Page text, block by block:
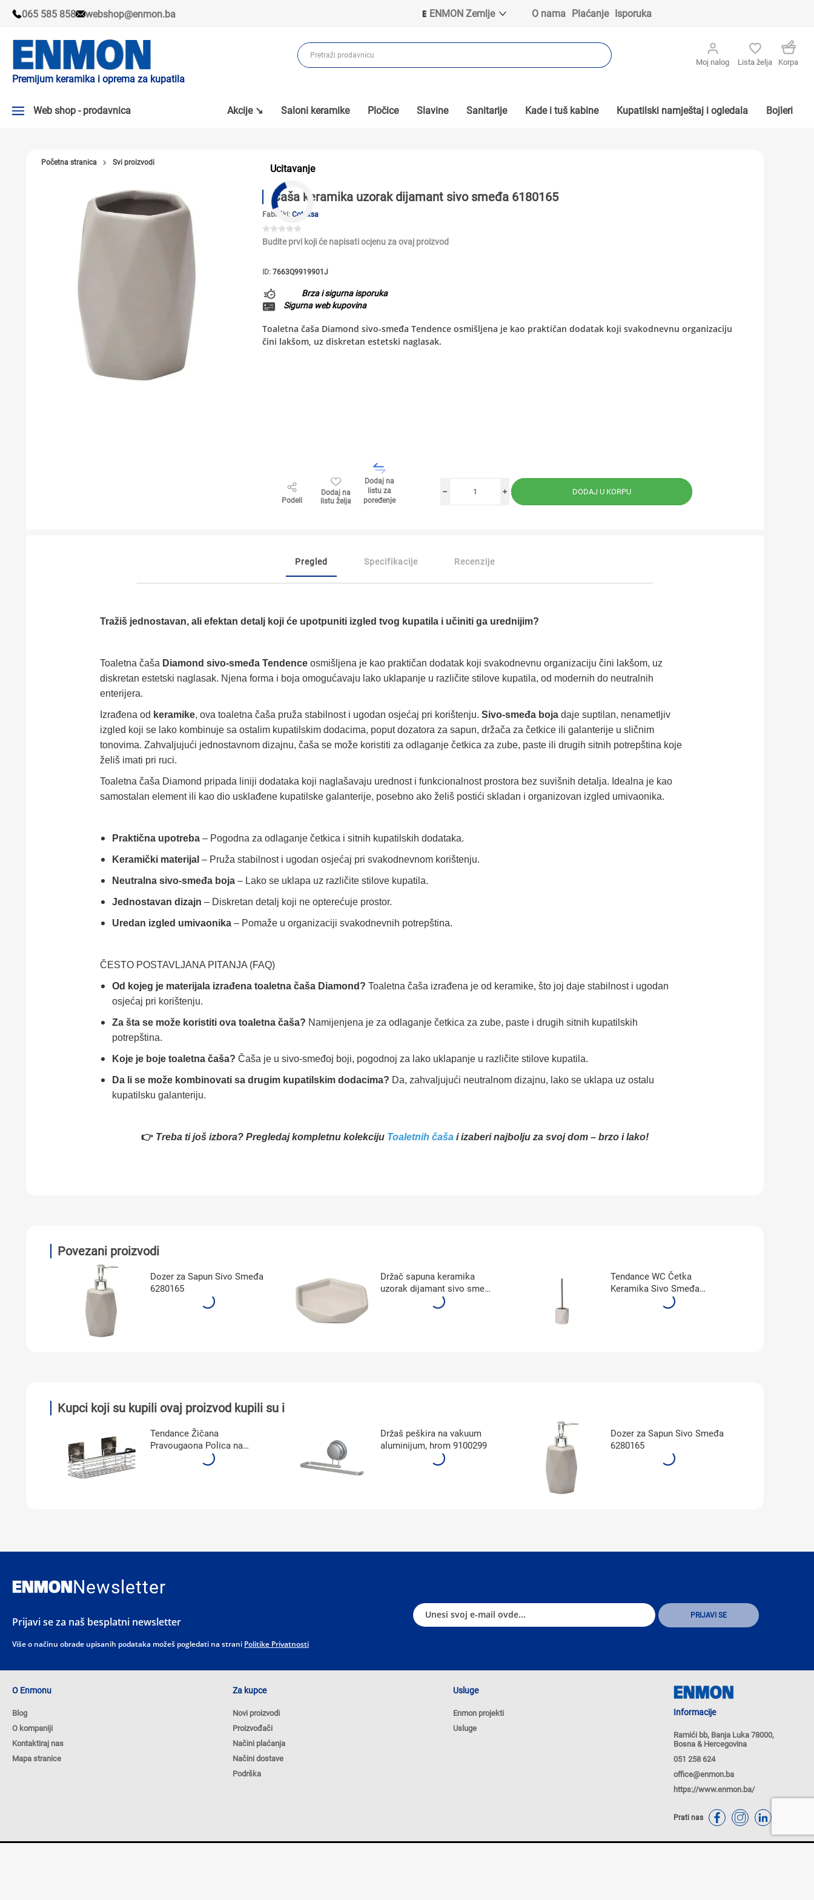
065 585 858 webshop@enmon.ba
ENMON Zemlje
ENMON BIH
ENMON MKD
O nama Plaćanje Isporuka
Premijum keramika i oprema za kupatila
Moj nalog Lista želja Korpa
Web shop - prodavnica
KADE I TUŠ KABINE
BOJLERI
Akcije ↘ Saloni keramike Pločice Slavine Sanitarije Kade i tuš kabine Kupatilski namještaj i ogledala Bojleri
Ucitavanje
Početna stranica Svi proizvodi
Čaša keramika uzorak dijamant sivo smeđa 6180165
Fabrički: Cotexsa
Budite prvi koji će napisati ocjenu za ovaj proizvod
ID: 7663Q9919901J
Brza i sigurna isporuka
Sigurna web kupovina
Toaletna čaša Diamond sivo-smeđa Tendence osmišljena je kao praktičan dodatak koji svakodnevnu organizaciju
čini lakšom, uz diskretan estetski naglasak.
Podeli
Dodaj na
listu želja
Dodaj na
listu za
poređenje
i
h
Pregled Specifikacije Recenzije
Tražiš jednostavan, ali efektan detalj koji će upotpuniti izgled tvog kupatila i učiniti ga urednijim?
Toaletna čaša Diamond sivo-smeđa Tendenceosmišljena je kao praktičan dodatak koji svakodnevnu organizaciju čini lakšom, uz
diskretan estetski naglasak. Njena forma i boja omogućavaju lako uklapanje u različite stilove kupatila, od modernih do neutralnih
enterijera.
Izrađena od keramike, ova toaletna čaša pruža stabilnost i ugodan osjećaj pri korištenju. Sivo-smeđa bojadaje suptilan, nenametljiv
izgled koji se lako kombinuje sa ostalim kupatilskim dodacima, poput dozatora za sapun, držača za četkice ili galanterije u sličnim
tonovima. Zahvaljujući jednostavnom dizajnu, čaša se može koristiti za odlaganje četkica za zube, paste ili drugih sitnih potrepština koje
želiš imati pri ruci.
Toaletna čaša Diamond pripada liniji dodataka koji naglašavaju urednost i funkcionalnost prostora bez suvišnih detalja. Idealna je kao
samostalan element ili kao dio usklađene kupatilske galanterije, posebno ako želiš postići skladan i organizovan izgled umivaonika.
Praktična upotreba– Pogodna za odlaganje četkica i sitnih kupatilskih dodataka.
Keramički materijal – Pruža stabilnost i ugodan osjećaj pri svakodnevnom korištenju.
Neutralna sivo-smeđa boja– Lako se uklapa uz različite stilove kupatila.
Jednostavan dizajn – Diskretan detalj koji ne opterećuje prostor.
Uredan izgled umivaonika– Pomaže u organizaciji svakodnevnih potrepština.
ČESTO POSTAVLJANA PITANJA (FAQ)
Od kojeg je materijala izrađena toaletna čaša Diamond? Toaletna čaša izrađena je od keramike, što joj daje stabilnost i ugodan
osjećaj pri korištenju.
Za šta se može koristiti ova toaletna čaša? Namijenjena je za odlaganje četkica za zube, paste i drugih sitnih kupatilskih
potrepština.
Koje je boje toaletna čaša? Čaša je u sivo-smeđoj boji, pogodnoj za lako uklapanje u različite stilove kupatila.
Da li se može kombinovati sa drugim kupatilskim dodacima? Da, zahvaljujući neutralnom dizajnu, lako se uklapa uz ostalu
kupatilsku galanteriju.
👉 Treba ti još izbora? Pregledaj kompletnu kolekciju Toaletnih čaša i izaberi najbolju za svoj dom – brzo i lako!
Povezani proizvodi
Dozer za Sapun Sivo Smeđa
6280165
Držač sapuna keramika
uzorak dijamant sivo smeđa
Tendance WC Četka
Keramika Sivo Smeđa
Kupci koji su kupili ovaj proizvod kupili su i
Tendance Žičana
Pravougaona Polica na
Lepljenje Hrom 9101799
Držaš peškira na vakuum
aluminijum, hrom 9100299
Dozer za Sapun Sivo Smeđa
6280165
Newsletter
Prijavi se za naš besplatni newsletter
Više o načinu obrade upisanih podataka možeš pogledati na strani Politike Privatnosti
O Enmonu
Blog
O kompaniji
Kontaktiraj nas
Mapa stranice
Za kupce
Novi proizvodi
Proizvođači
Načini plaćanja
Načini dostave
Podrška
Usluge
Enmon projekti
Usluge
Informacije
Ramići bb, Banja Luka 78000,
Bosna & Hercegovina
051 258 624
office@enmon.ba
https://www.enmon.ba/
Prati nas